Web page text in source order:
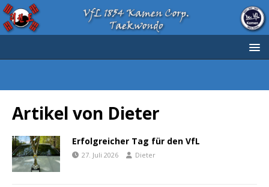
Artikel von Dieter
Erfolgreicher Tag für den VfL
27. Juli 2026 Dieter